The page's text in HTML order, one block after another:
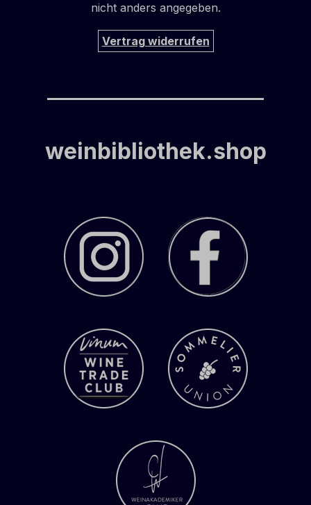
nicht anders angegeben.
Vertrag widerrufen
weinbibliothek.shop